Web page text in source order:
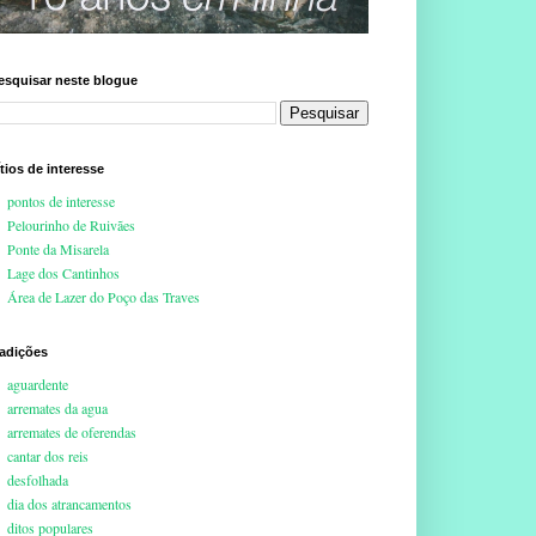
neste blogue
de interesse
pontos de interesse
Pelourinho de Ruivães
Ponte da Misarela
Lage dos Cantinhos
Área de Lazer do Poço das Traves
aguardente
arremates da agua
arremates de oferendas
cantar dos reis
desfolhada
dia dos atrancamentos
ditos populares